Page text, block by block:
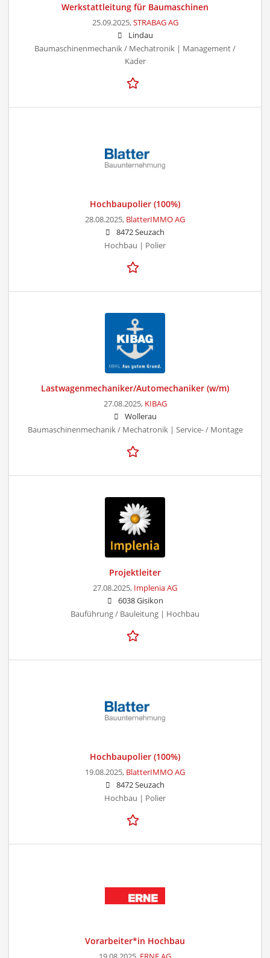
Werkstattleitung für Baumaschinen
25.09.2025,STRABAG AG
Lindau
Baumaschinenmechanik / Mechatronik | Management /
Kader
Hochbaupolier (100%)
28.08.2025, BlatterIMMO AG
8472 Seuzach
Hochbau | Polier
Lastwagenmechaniker/Automechaniker (w/m)
27.08.2025, KIBAG
Wollerau
Baumaschinenmechanik / Mechatronik | Service- / Montage
Projektleiter
27.08.2025, Implenia AG
6038 Gisikon
Bauführung / Bauleitung | Hochbau
Hochbaupolier (100%)
19.08.2025, BlatterIMMO AG
8472 Seuzach
Hochbau | Polier
Vorarbeiter*in Hochbau